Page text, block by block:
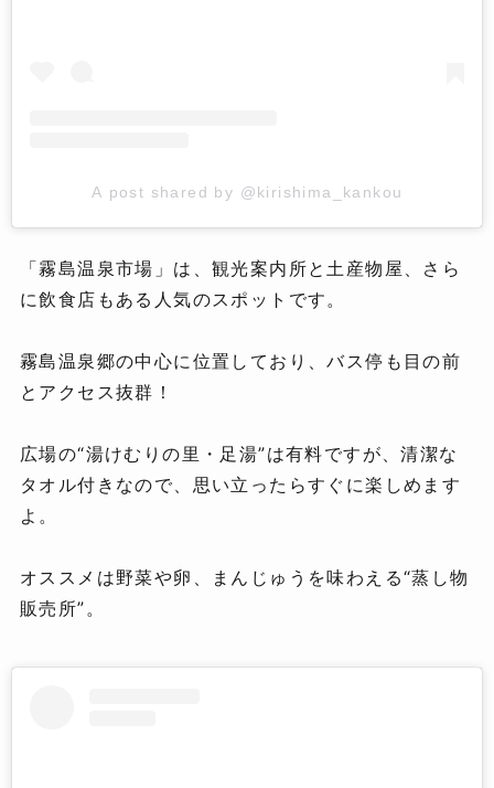
A post shared by @kirishima_kankou
「霧島温泉市場」は、観光案内所と土産物屋、さら
に飲食店もある人気のスポットです。
霧島温泉郷の中心に位置しており、バス停も目の前
とアクセス抜群！
広場の“湯けむりの里・足湯”は有料ですが、清潔な
タオル付きなので、思い立ったらすぐに楽しめます
よ。
オススメは野菜や卵、まんじゅうを味わえる“蒸し物
販売所”。